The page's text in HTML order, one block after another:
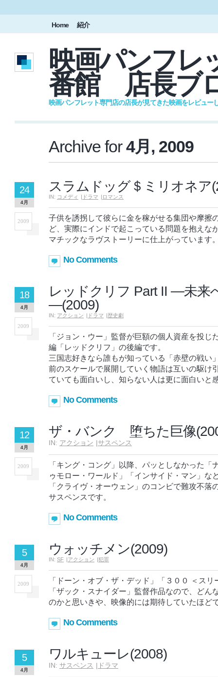
Home 紹介
映画パンフレ
番館 店長ブ
映画パンフレット専門店の店長が見てきた映画をレビュー
Archive for4月, 2009
スラムドッグ＄ミリオネア
IN: コメディ | ドラマ | ロマンス
24
4月
2009
子供を誘拐して彼らに金を稼がせる集団や摩擦
ど、実際にインドで起こっている問題を抱えな
マチックなラヴストーリーに仕上がっています
No Comments
レッドクリフ Part II ―未来
―(2009)
IN: アクション | ドラマ |歴史劇
18
4月
2009
「ジョン・ウー」監督が巨額の個人資産を投じ
編「レッドクリフ」の後編です。
三国志好きなら誰もが知っている「赤壁の戦い
前のスケールで展開していく物語は互いの駆け
ていても面白いし、知らない人は更に面白いと
No Comments
ザ・バンク 堕ちた巨像
IN: アクション |サスペンス
12
4月
2009
「キング・コング」以降、パッとしなかった「
ゥモロー・ワールド」「インサイド・マン」な
「クライヴ・オーウェン」のコンビで難攻不落
サスペンスです。
No Comments
ウォッチメン(2009)
IN: SF |アクション |犯罪
5
4月
2009
「ドーン・オブ・ザ・デッド」「３００ ＜ス
「ザック・スナイダー」監督作品なので、どん
のかと思いきや、映像的には期待していたほど
No Comments
ワルキューレ(2008)
IN: サスペンス | ドラマ
5
4月